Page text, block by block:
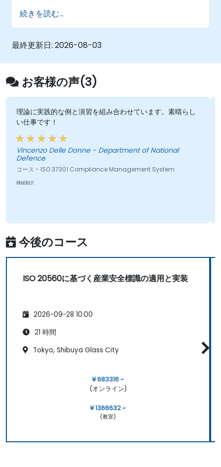
続きを読む...
最終更新日: 2026-08-03
お客様の声(3)
例と演習を組み合わせています。素晴らし
Donne - Department of National
Compliance Management System
トレーナーの専門
コース - ISO 37001
今後のコース
ISO 20560に基づく産業安全標識の適用と実装
2026-09-28 10:00
21 時間
Tokyo, Shibuya Glass City
¥ 683316 ~
(オンライン)
¥ 1366632 ~
(教室)